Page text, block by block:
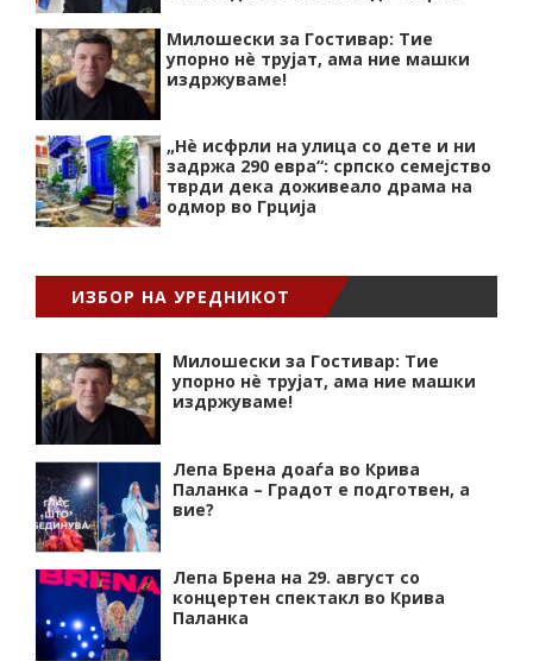
Милошески за Гостивар: Тие
упорно нѐ трујат, ама ние машки
издржуваме!
„Нѐ исфрли на улица со дете и ни
задржа 290 евра“: српско семејство
тврди дека доживеало драма на
одмор во Грција
ИЗБОР НА УРЕДНИКОТ
Милошески за Гостивар: Тие
упорно нѐ трујат, ама ние машки
издржуваме!
Лепа Брена доаѓа во Крива
Паланка – Градот е подготвен, а
вие?
Лепа Брена на 29. август со
концертен спектакл во Крива
Паланка